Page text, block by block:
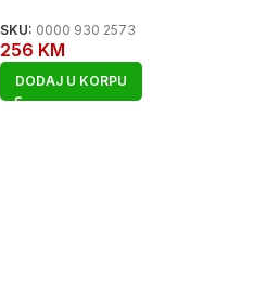
SKU: 0000 930 2573
256 KM
DODAJ U KORPU